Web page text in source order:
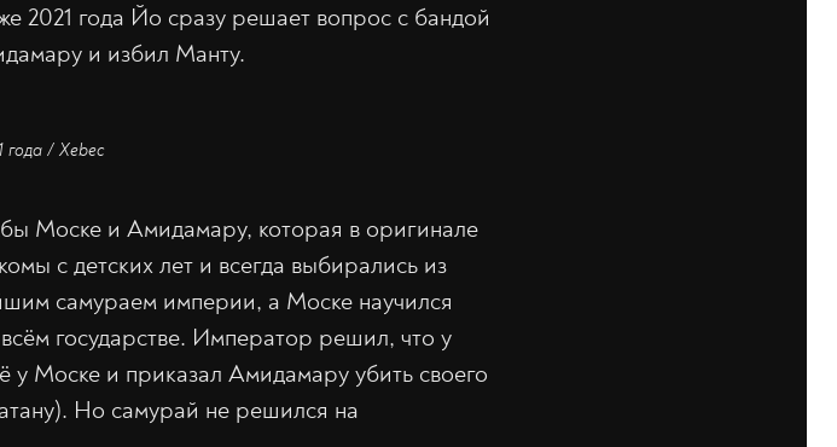
2021 года Йо сразу решает вопрос с бандой
и избил Манту.
года / Xebec
Моске и Амидамару, которая в оригинале
с детских лет и всегда выбирались из
самураем империи, а Моске научился
государстве. Император решил, что у
у Моске и приказал Амидамару убить своего
Но самурай не решился на